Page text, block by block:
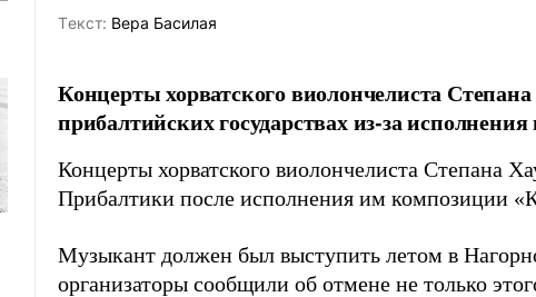
Tекст: Вера Басилая
Концерты хорватского виолончелиста
прибалтийских государствах из-за
Концерты хорватского виолончелиста Степана
Прибалтики после исполнения им композиции
Музыкант должен был выступить летом в
организаторы сообщили об отмене не только